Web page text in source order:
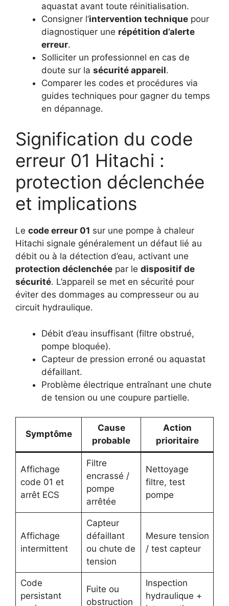
aquastat avant toute réinitialisation.
Consigner l’intervention technique pour
diagnostiquer une répétition d’alerte
erreur.
Solliciter un professionnel en cas de
doute sur la sécurité appareil.
Comparer les codes et procédures via
guides techniques pour gagner du temps
en dépannage.
Signification du code
erreur 01 Hitachi :
protection déclenchée
et implications
Le code erreur 01 sur une pompe à chaleur
Hitachi signale généralement un défaut lié au
débit ou à la détection d’eau, activant une
protection déclenchée par le dispositif de
sécurité. L’appareil se met en sécurité pour
éviter des dommages au compresseur ou au
circuit hydraulique.
Débit d’eau insuffisant (filtre obstrué,
pompe bloquée).
Capteur de pression erroné ou aquastat
défaillant.
Problème électrique entraînant une chute
de tension ou une coupure partielle.
Symptôme
Cause
probable
Action
prioritaire
Affichage
code 01 et
arrêt ECS
Filtre
encrassé /
pompe
arrêtée
Nettoyage
filtre, test
pompe
Affichage
intermittent
Capteur
défaillant
ou chute de
tension
Mesure tension
/ test capteur
Code
persistant
Fuite ou
obstruction
Inspection
hydraulique +